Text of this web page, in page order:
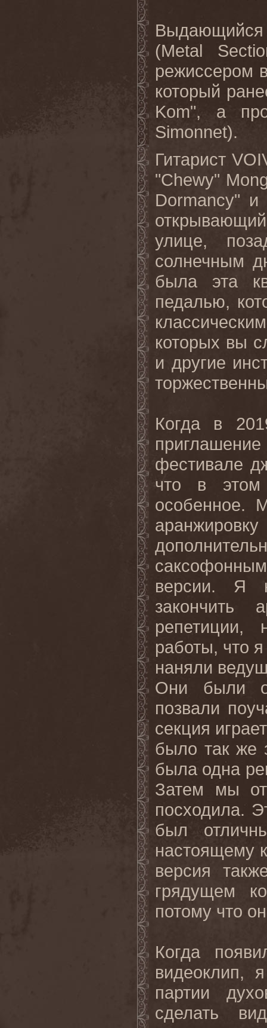
Выдающийся
(Metal
режиссером
который
Kom", а
Simonnet).
Гитарист
"Chewy"
Dormancy" и
улице,
солнечным
была эта
педалью,
которых вы
и другие
Когда в
фестивале
что в этом
особенное.
версии. Я
закончить
репетиции,
работы, что
наняли
Они были
позвали
секция
было так же
была одна
Затем мы
посходила.
был
настоящему
версия
грядущем
потому что он
Когда
видеоклип,
партии
сделать